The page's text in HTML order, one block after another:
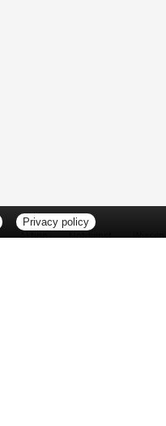
Aktion Notdienst Wissen
Privacy policy